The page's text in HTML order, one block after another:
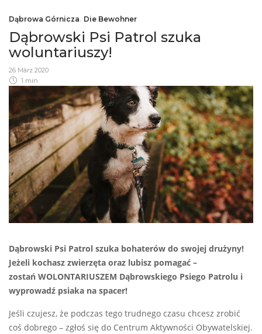
Dąbrowa Górnicza, Die Bewohner
Dąbrowski Psi Patrol szuka
woluntariuszy!
26 März 2020
1 min
Dąbrowski Psi Patrol szuka bohaterów do swojej drużyny!
Jeżeli kochasz zwierzęta oraz lubisz pomagać –
zostań WOLONTARIUSZEM Dąbrowskiego Psiego Patrolu i
wyprowadź psiaka na spacer!
Jeśli czujesz, że podczas tego trudnego czasu chcesz zrobić
coś dobrego – zgłoś się do Centrum Aktywności Obywatelskiej.